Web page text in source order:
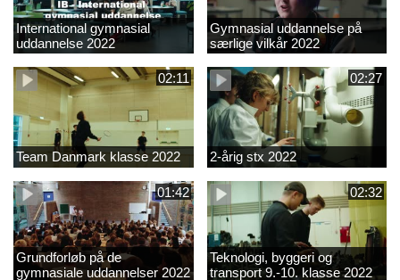
International gymnasial
uddannelse 2022
Gymnasial uddannelse på
særlige vilkår 2022
02:11
Team Danmark klasse 2022
02:27
2-årig stx 2022
01:42
Grundforløb på de
gymnasiale uddannelser 2022
02:32
Teknologi, byggeri og
transport 9.-10. klasse 2022